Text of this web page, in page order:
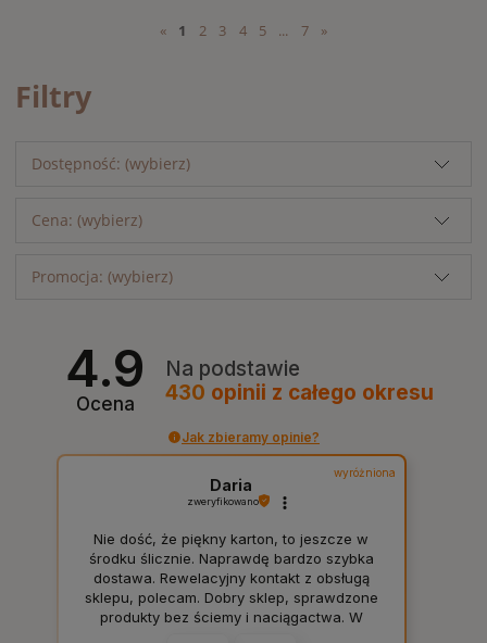
« 1 2 3 4 5 ... 7 »
Filtry
Dostępność: (wybierz)
Cena: (wybierz)
Promocja: (wybierz)
4.9
Ocena
Na podstawie
430 opinii z całego okresu
Jak zbieramy opinie?
wyróżniona
Daria
zweryfikowano
Nie dość, że piękny karton, to jeszcze w
środku ślicznie. Naprawdę bardzo szybka
dostawa. Rewelacyjny kontakt z obsługą
sklepu, polecam. Dobry sklep, sprawdzone
produkty bez ściemy i naciągactwa. W